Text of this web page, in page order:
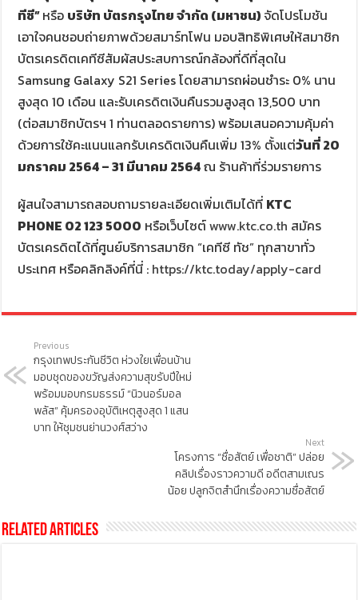
ทีซี”หรือ บริษัท บัตรกรุงไทย จำกัด (มหาชน)จัดโปรโมชัน
เอาใจคนชอบถ่ายภาพด้วยสมาร์ทโฟน มอบสิทธิพิเศษให้สมาชิก
บัตรเครดิตเคทีซีสัมผัสประสบการณ์กล้องที่ดีที่สุดใน
Samsung Galaxy S21 Series โดยสามารถผ่อนชำระ 0% นาน
สูงสุด 10 เดือน และรับเครดิตเงินคืนรวมสูงสุด 13,500 บาท
(ต่อสมาชิกบัตรฯ 1 ท่านตลอดรายการ) พร้อมเสนอความคุ้มค่า
ด้วยการใช้คะแนนแลกรับเครดิตเงินคืนเพิ่ม 13% ตั้งแต่วันที่20
มกราคม 2564 – 31 มีนาคม 2564ณ ร้านค้าที่ร่วมรายการ
ผู้สนใจสามารถสอบถามรายละเอียดเพิ่มเติมได้ที่ KTC
PHONE 02 123 5000 หรือเว็บไซต์www.ktc.co.th สมัคร
บัตรเครดิตได้ที่ศูนย์บริการสมาชิก “เคทีซี ทัช” ทุกสาขาทั่ว
ประเทศ หรือคลิกลิงค์ที่นี่ : https://ktc.today/apply-card
Previous
กรุงเทพประกันชีวิต ห่วงใยเพื่อนบ้าน
มอบชุดของขวัญส่งความสุขรับปีใหม่
พร้อมมอบกรมธรรม์ “นิวนอร์มอล
พลัส” คุ้มครองอุบัติเหตุสูงสุด 1 แสน
บาท ให้ชุมชนย่านวงศ์สว่าง
Next
โครงการ “ซื่อสัตย์ เพื่อชาติ” ปล่อย
คลิปเรื่องราวความดี อดีตสามเณร
น้อย ปลูกจิตสำนึกเรื่องความซื่อสัตย์
Related Articles